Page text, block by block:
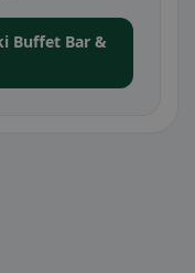
Buffet Bar &